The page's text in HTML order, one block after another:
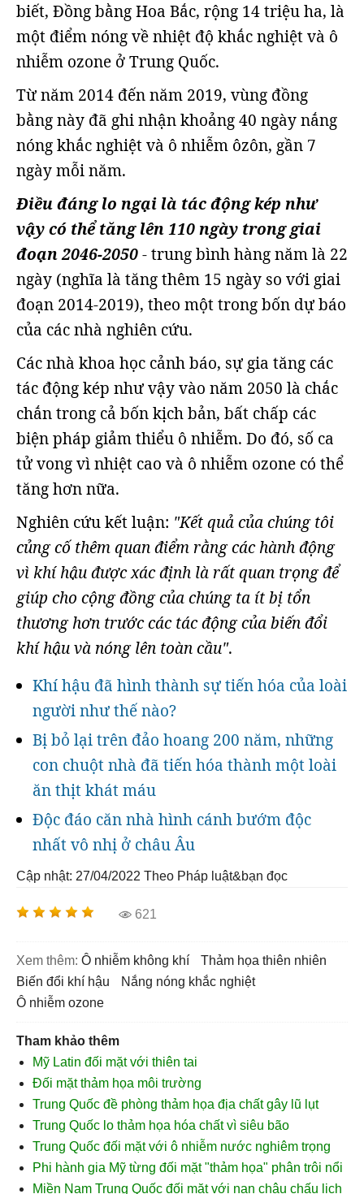
biết, Đồng bằng Hoa Bắc, rộng 14 triệu ha, là
một điểm nóng về nhiệt độ khắc nghiệt và ô
nhiễm ozone ở Trung Quốc.
Từ năm 2014 đến năm 2019, vùng đồng
bằng này đã ghi nhận khoảng 40 ngày nắng
nóng khắc nghiệt và ô nhiễm ôzôn, gần 7
ngày mỗi năm.
Điều đáng lo ngại là tác động kép như
vậy có thể tăng lên 110 ngày trong giai
đoạn 2046-2050- trung bình hàng năm là 22
ngày (nghĩa là tăng thêm 15 ngày so với giai
đoạn 2014-2019), theo một trong bốn dự báo
của các nhà nghiên cứu.
Các nhà khoa học cảnh báo, sự gia tăng các
tác động kép như vậy vào năm 2050 là chắc
chắn trong cả bốn kịch bản, bất chấp các
biện pháp giảm thiểu ô nhiễm. Do đó, số ca
tử vong vì nhiệt cao và ô nhiễm ozone có thể
tăng hơn nữa.
Nghiên cứu kết luận: "Kết quả của chúng tôi
củng cố thêm quan điểm rằng các hành động
vì khí hậu được xác định là rất quan trọng để
giúp cho cộng đồng của chúng ta ít bị tổn
thương hơn trước các tác động của biến đổi
khí hậu và nóng lên toàn cầu".
Khí hậu đã hình thành sự tiến hóa của loài
người như thế nào?
Bị bỏ lại trên đảo hoang 200 năm, những
con chuột nhà đã tiến hóa thành một loài
ăn thịt khát máu
Độc đáo căn nhà hình cánh bướm độc
nhất vô nhị ở châu Âu
Cập nhật: 27/04/2022 Theo Pháp luật&bạn đọc
621
Xem thêm: ô nhiễm không khí
thảm họa thiên nhiên
biến đổi khí hậu
nắng nóng khắc nghiệt
ô nhiễm ozone
Tham khảo thêm
Mỹ Latin đối mặt với thiên tai
Đối mặt thảm họa môi trường
Trung Quốc đề phòng thảm họa địa chất gây lũ lụt
Trung Quốc lo thảm họa hóa chất vì siêu bão
Trung Quốc đối mặt với ô nhiễm nước nghiêm trọng
Phi hành gia Mỹ từng đối mặt "thảm họa" phân trôi nổi
Miền Nam Trung Quốc đối mặt với nạn châu chấu lịch